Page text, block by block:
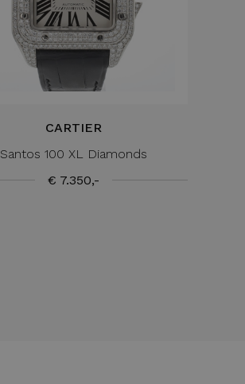
CARTIER
Santos 100 XL Diamonds
€ 7.350,-